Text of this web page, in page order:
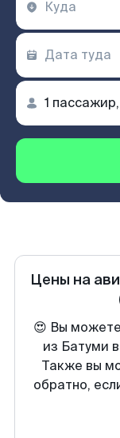
Цены на
😍 Вы
из Батуми
Также вы
обратно,